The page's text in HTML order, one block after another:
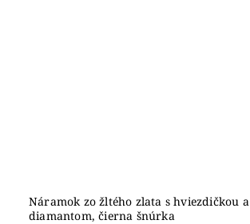
Náramok zo žltého zlata s hviezdičkou a
diamantom, čierna šnúrka